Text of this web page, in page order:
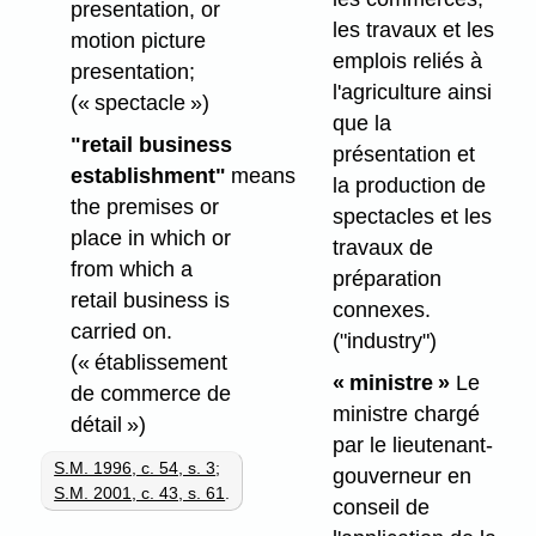
presentation, or
motion picture
presentation;
(« spectacle »)
"retail business
establishment" means
the premises or
place in which or
from which a
retail business is
carried on.
(« établissement
de commerce de
détail »)
S.M. 1996, c. 54, s. 3;
S.M. 2001, c. 43, s. 61
les travaux et les
emplois reliés à
l'agriculture ainsi
que la
présentation et
la production de
spectacles et les
travaux de
préparation
connexes.
("industry")
« ministre »Le
ministre chargé
par le lieutenant-
gouverneur en
conseil de